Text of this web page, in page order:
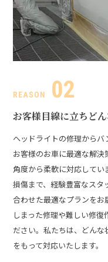
お客様目線に立ち ど
ヘッドライトの修理から
お客様のお車に最適な解
角度から柔軟に対応して
損傷まで、経験豊富なス
合わせた最適なプランをお
しまった修理や難しい修
ださい。私たちは、どん
をもって対応いたします。